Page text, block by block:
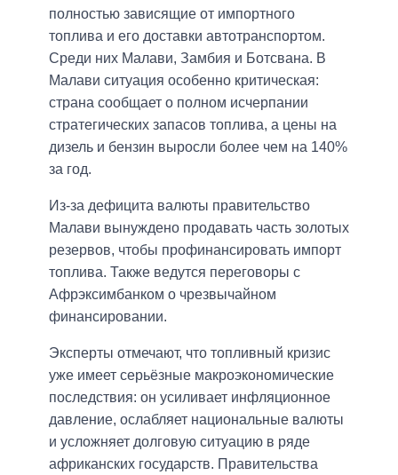
полностью зависящие от импортного
топлива и его доставки автотранспортом.
Среди них Малави, Замбия и Ботсвана. В
Малави ситуация особенно критическая:
страна сообщает о полном исчерпании
стратегических запасов топлива, а цены на
дизель и бензин выросли более чем на 140%
за год.
Из-за дефицита валюты правительство
Малави вынуждено продавать часть золотых
резервов, чтобы профинансировать импорт
топлива. Также ведутся переговоры с
Афрэксимбанком о чрезвычайном
финансировании.
Эксперты отмечают, что топливный кризис
уже имеет серьёзные макроэкономические
последствия: он усиливает инфляционное
давление, ослабляет национальные валюты
и усложняет долговую ситуацию в ряде
африканских государств. Правительства